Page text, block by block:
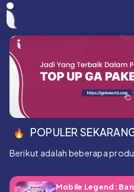
POPULER
Berikut adalah beberapa
Mobile Legend: